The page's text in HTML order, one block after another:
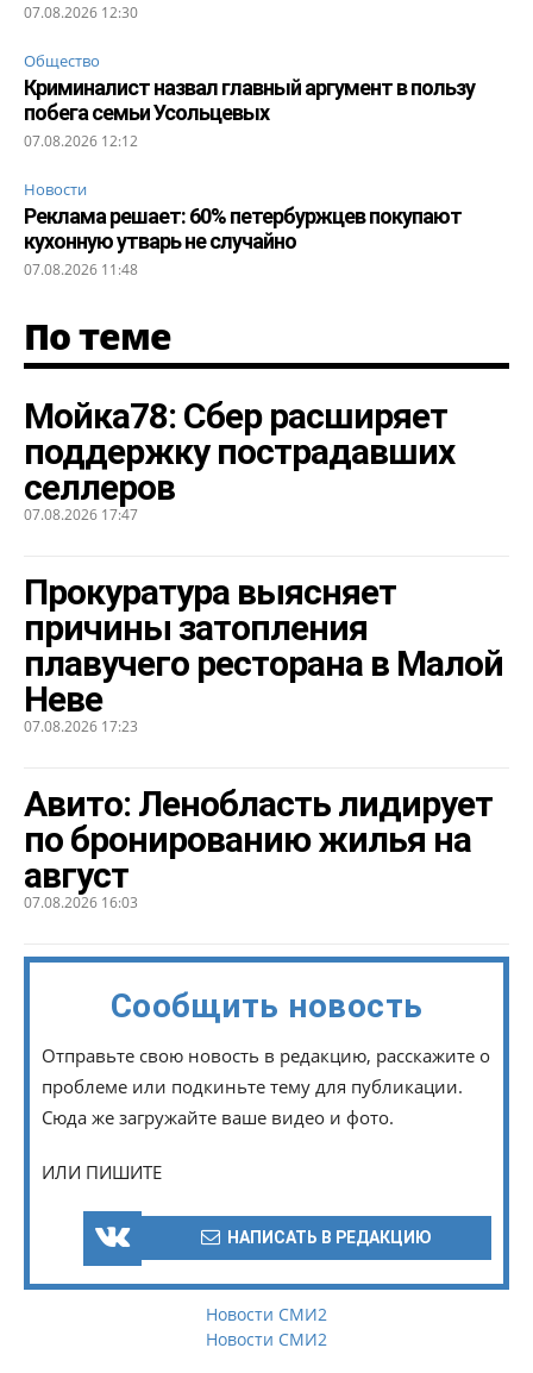
07.08.2026 12:30
Общество
Криминалист назвал главный аргумент в пользу
побега семьи Усольцевых
07.08.2026 12:12
Новости
Реклама решает: 60% петербуржцев покупают
кухонную утварь не случайно
07.08.2026 11:48
По теме
Мойка78: Сбер расширяет
поддержку пострадавших
селлеров
07.08.2026 17:47
Прокуратура выясняет
причины затопления
плавучего ресторана в Малой
Неве
07.08.2026 17:23
Авито: Ленобласть лидирует
по бронированию жилья на
август
07.08.2026 16:03
Сообщить новость
Отправьте свою новость в редакцию, расскажите о
проблеме или подкиньте тему для публикации.
Сюда же загружайте ваше видео и фото.
ИЛИ ПИШИТЕ
НАПИСАТЬ В РЕДАКЦИЮ
Новости СМИ2
Новости СМИ2